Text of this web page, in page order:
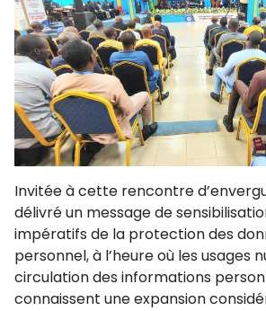
Invitée à cette rencontre
délivré un message de
impératifs de la protection des
personnel, à l’heure où les usages
circulation des informations
connaissent une expansion